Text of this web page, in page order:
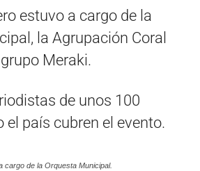
estuvo a cargo de la
la Agrupación Coral
Meraki.
de unos 100
el país cubren el evento.
cargo de la Orquesta Municipal.